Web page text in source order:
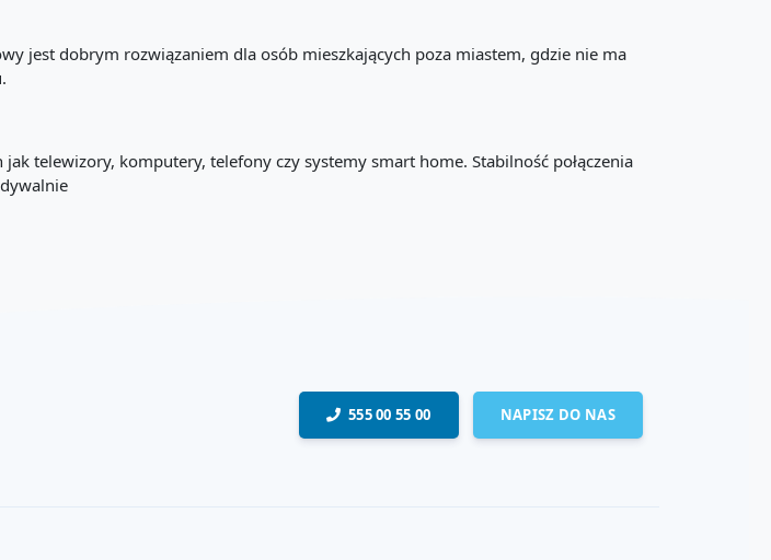
jest dobrym rozwiązaniem dla osób mieszkających poza miastem, gdzie nie ma
telewizory, komputery, telefony czy systemy smart home. Stabilność połączenia
555 00 55 00 NAPISZ DO NAS